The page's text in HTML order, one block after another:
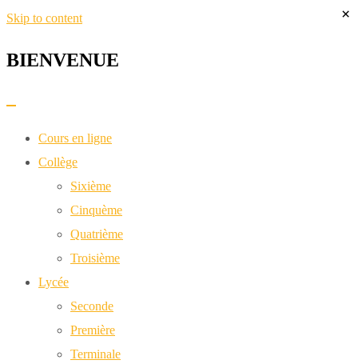
Skip to content
BIENVENUE​
Cours en ligne
Collège
Sixième
Cinquème
Quatrième
Troisième
Lycée
Seconde
Première
Terminale
×